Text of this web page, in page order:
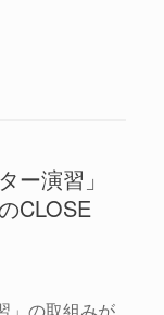
ー演習」
CLOSE